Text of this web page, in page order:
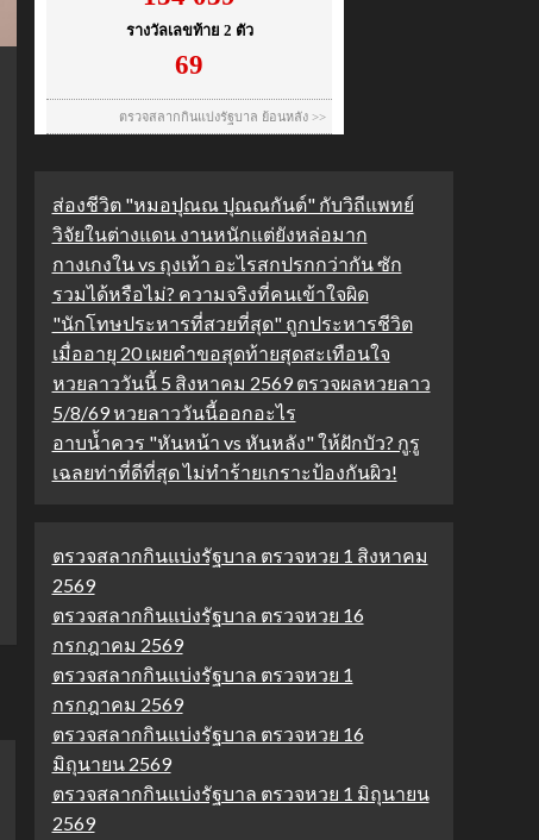
ส่องชีวิต "หมอปุณณ ปุณณกันต์" กับวิถีแพทย์
วิจัยในต่างแดน งานหนักแต่ยังหล่อมาก
กางเกงใน vs ถุงเท้า อะไรสกปรกกว่ากัน ซัก
รวมได้หรือไม่? ความจริงที่คนเข้าใจผิด
"นักโทษประหารที่สวยที่สุด" ถูกประหารชีวิต
เมื่ออายุ 20 เผยคำขอสุดท้ายสุดสะเทือนใจ
หวยลาววันนี้ 5 สิงหาคม 2569 ตรวจผลหวยลาว
5/8/69 หวยลาววันนี้ออกอะไร
อาบน้ำควร "หันหน้า vs หันหลัง" ให้ฝักบัว? กูรู
เฉลยท่าที่ดีที่สุด ไม่ทำร้ายเกราะป้องกันผิว!
ตรวจสลากกินแบ่งรัฐบาล ตรวจหวย 1 สิงหาคม
2569
ตรวจสลากกินแบ่งรัฐบาล ตรวจหวย 16
กรกฎาคม 2569
ตรวจสลากกินแบ่งรัฐบาล ตรวจหวย 1
กรกฎาคม 2569
ตรวจสลากกินแบ่งรัฐบาล ตรวจหวย 16
มิถุนายน 2569
ตรวจสลากกินแบ่งรัฐบาล ตรวจหวย 1 มิถุนายน
2569